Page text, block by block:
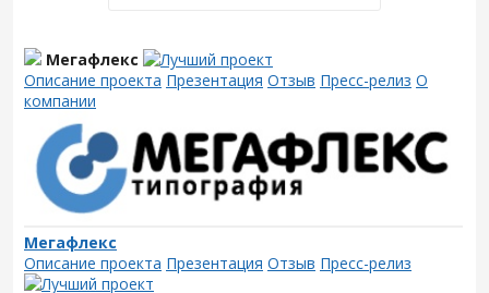
Мегафлекс
Описание проекта Презентация Отзыв Пресс-релиз О
компании
Мегафлекс
Описание проекта Презентация Отзыв Пресс-релиз